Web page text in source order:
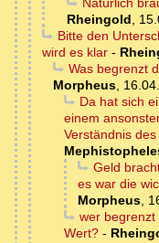
Natürlich
Rheingold,
Bitte den
wird es klar -
Was begrenzt
Morpheus,
Da hat sich
einem
Verständnis
Geld
es war die
Morpheus,
wer begrenzt
Wert? -